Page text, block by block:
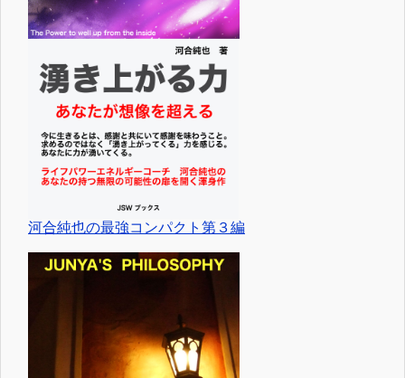
河合純也の最強コンパクト第３編